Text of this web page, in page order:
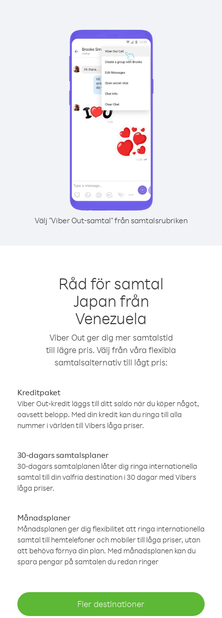
Välj "Viber Out-samtal" från samtalsrubriken
Råd för samtal
Japan från
Venezuela
Viber Out ger dig mer samtalstid
till lägre pris. Välj från våra flexibla
samtalsalternativ till lågt pris:
Kreditpaket
Viber Out-kredit läggs till ditt saldo när du köper något,
oavsett belopp. Med din kredit kan du ringa till alla
nummer i världen till Vibers låga priser.
30-dagars samtalsplaner
30-dagars samtalplanen låter dig ringa internationella
samtal till din valfria destination i 30 dagar med Vibers
låga priser.
Månadsplaner
Månadsplanen ger dig flexibilitet att ringa internationella
samtal till hemtelefoner och mobiler till låga priser, utan
att behöva förnya din plan. Med månadsplanen kan du
spara pengar på samtalen du redan ringer
Fler destinationer